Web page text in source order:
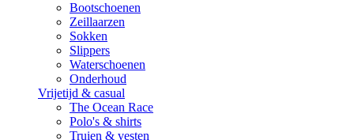
Bootschoenen
Zeillaarzen
Sokken
Slippers
Waterschoenen
Onderhoud
Vrijetijd & casual
The Ocean Race
Polo's & shirts
Truien & vesten